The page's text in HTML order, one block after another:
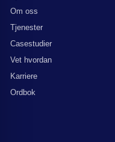
Om oss
Tjenester
Casestudier
Vet hvordan
Karriere
Ordbok